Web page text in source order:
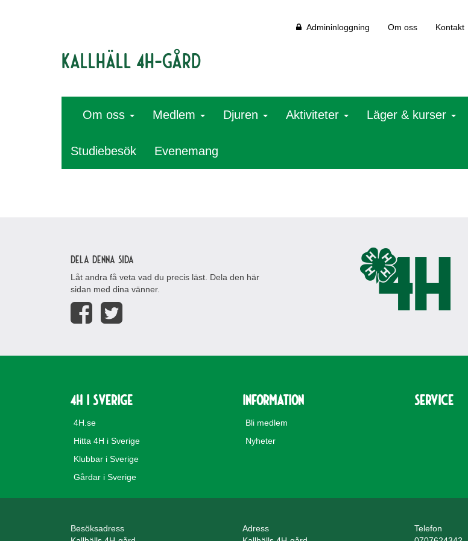
Kallhäll 4H-gård
Admininloggning Om oss Kontakt
Om oss Medlem Djuren Aktiviteter Läger & kurser
Studiebesök Evenemang
Dela denna sida
Låt andra få veta vad du precis läst. Dela den här
sidan med dina vänner.
4H i Sverige
4H.se
Hitta 4H i Sverige
Klubbar i Sverige
Gårdar i Sverige
Information
Bli medlem
Nyheter
Service
Besöksadress
Adress
Telefon